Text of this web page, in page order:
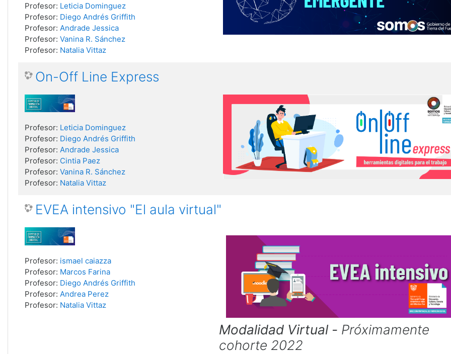
Profesor: Leticia Dominguez
Profesor: Diego Andrés Griffith
Profesor: Andrade Jessica
Profesor: Vanina R. Sánchez
Profesor: Natalia Vittaz
On-Off Line Express
Profesor: Leticia Dominguez
Profesor: Diego Andrés Griffith
Profesor: Andrade Jessica
Profesor: Cintia Paez
Profesor: Vanina R. Sánchez
Profesor: Natalia Vittaz
EVEA intensivo "El aula virtual"
Modalidad Virtual - Próximamente
cohorte 2022
Profesor: ismael caiazza
Profesor: Marcos Farina
Profesor: Diego Andrés Griffith
Profesor: Andrea Perez
Profesor: Natalia Vittaz